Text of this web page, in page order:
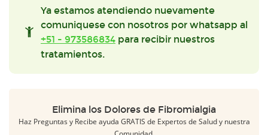
Ya estamos atendiendo nuevamente
comuniquese con nosotros por whatsapp al
+51 - 973586834 para recibir nuestros
tratamientos.
Elimina los Dolores de Fibromialgia
Haz Preguntas y Recibe ayuda GRATIS de Expertos de Salud y nuestra